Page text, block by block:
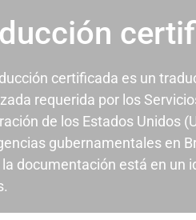
certificada es un
requerida por los
de los Estados Unidos
gubernamentales en
documentación está en un